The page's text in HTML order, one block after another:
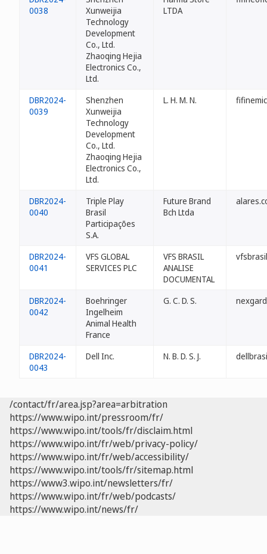
0038
Xunweijia
Technology
Development
Co., Ltd.
Zhaoqing Hejia
Electronics Co.,
Ltd.
LTDA
DBR2024-
0039
Shenzhen
Xunweijia
Technology
Development
Co., Ltd.
Zhaoqing Hejia
Electronics Co.,
Ltd.
L. H. M. N.
DBR2024-
0040
Triple Play
Brasil
Participações
S.A.
Future Brand
Bch Ltda
DBR2024-
0041
VFS GLOBAL
SERVICES PLC
VFS BRASIL
ANALISE
DOCUMENTAL
DBR2024-
0042
Boehringer
Ingelheim
Animal Health
France
G. C. D. S.
DBR2024-
0043
Dell Inc. N. B. D. S. J.
/contact/fr/area.jsp?area=arbitration
https://www.wipo.int/pressroom/fr/
https://www.wipo.int/tools/fr/disclaim.html
https://www.wipo.int/fr/web/privacy-policy/
https://www.wipo.int/fr/web/accessibility/
https://www.wipo.int/tools/fr/sitemap.html
https://www3.wipo.int/newsletters/fr/
https://www.wipo.int/fr/web/podcasts/
https://www.wipo.int/news/fr/